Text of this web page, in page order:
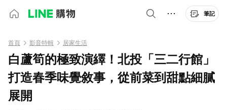
筆記
首頁 影音特輯 居家生活
白蘆筍的極致演繹！北投「三二行館」
打造春季味覺敘事，從前菜到甜點細膩
展開